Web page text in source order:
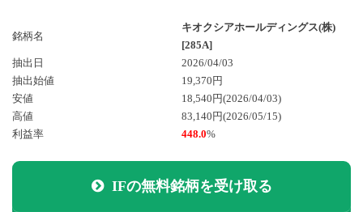
銘柄名
キオクシアホールディングス(株)
[285A]
抽出日
2026/04/03
抽出始値
19,370円
安値
18,540円(2026/04/03)
高値
83,140円(2026/05/15)
利益率
448.0%
IFの無料銘柄を受け取る